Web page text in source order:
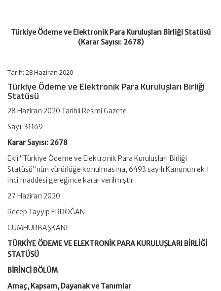
Türkiye Ödeme ve Elektronik Para Kuruluşları Birliği Statüsü
(Karar Sayısı: 2678)
Tarih: 28 Haziran 2020
Türkiye Ödeme ve Elektronik Para Kuruluşları Birliği
Statüsü
28 Haziran 2020 Tarihli Resmi Gazete
Sayı: 31169
Karar Sayısı: 2678
Ekli “Türkiye Ödeme ve Elektronik Para Kuruluşları Birliği
Statüsü”nün yürürlüğe konulmasına, 6493 sayılı Kanunun ek 1
inci maddesi gereğince karar verilmiştir.
27 Haziran 2020
Recep Tayyip ERDOĞAN
CUMHURBAŞKANI
TÜRKİYE ÖDEME VE ELEKTRONİK PARA KURULUŞLARI BİRLİĞİ
STATÜSÜ
BİRİNCİ BÖLÜM
Amaç, Kapsam, Dayanak ve Tanımlar